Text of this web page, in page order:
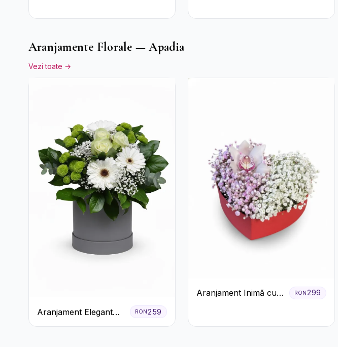
Aranjamente Florale — Apadia
Vezi toate →
Aranjament Elegant
Alb-Verde în Cutie Gri
RON259
Aranjament Inimă cu
RON299